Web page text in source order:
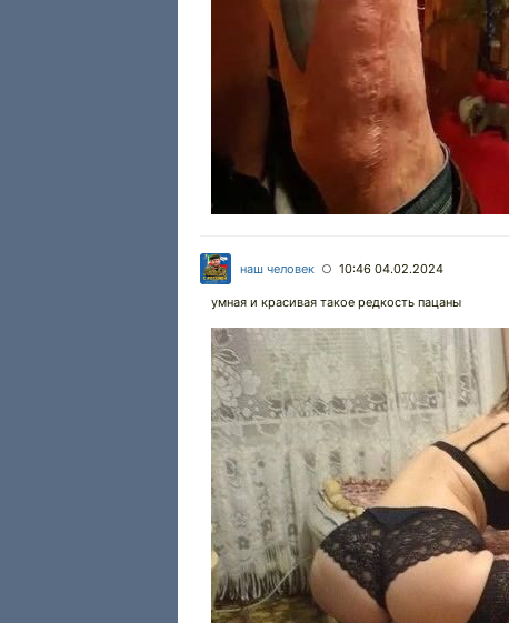
наш человек ○ 10:46 04.02.2024
умная и красивая такое редкость пацаны